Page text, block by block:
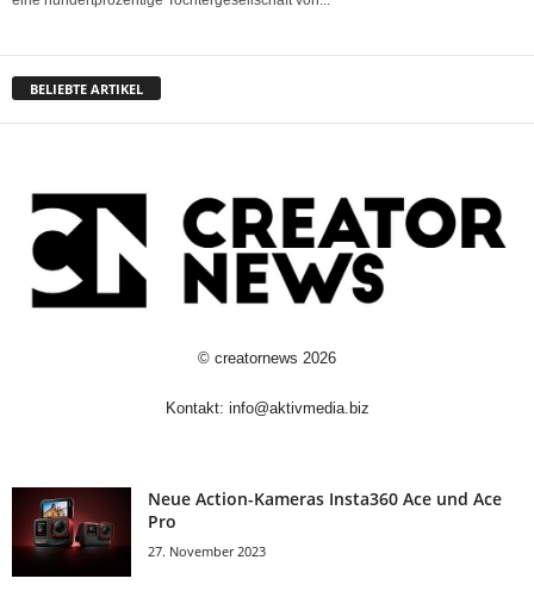
BELIEBTE ARTIKEL
© creatornews 2026
Kontakt: info@aktivmedia.biz
Neue Action-Kameras Insta360 Ace und Ace
Pro
27. November 2023